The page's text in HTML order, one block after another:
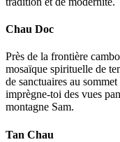
Chau Doc
Près de la frontière
mosaïque spirituelle de
de sanctuaires au
imprègne-toi des vues
montagne Sam.
Tan Chau